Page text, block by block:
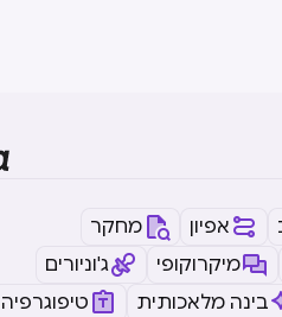
אפיון
מחקר
מיקרוקופי
ג'וניורים
בינה מלאכותית
טיפוגרפיה